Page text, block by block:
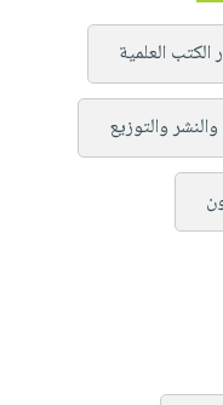
الكتب العلمية
والتوزيع